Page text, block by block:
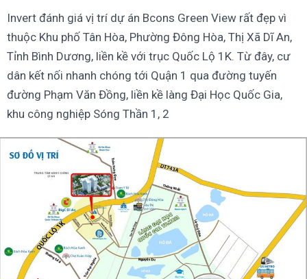
Invert đánh giá vị trí dự án Bcons Green View rất đẹp vì
thuộc Khu phố Tân Hòa, Phường Đông Hòa, Thị Xã Dĩ An,
Tỉnh Bình Dương, liền kề với trục Quốc Lộ 1K. Từ đây, cư
dân kết nối nhanh chóng tới Quận 1 qua đường tuyến
đường Phạm Văn Đồng, liền kề làng Đại Học Quốc Gia,
khu công nghiệp Sóng Thần 1, 2